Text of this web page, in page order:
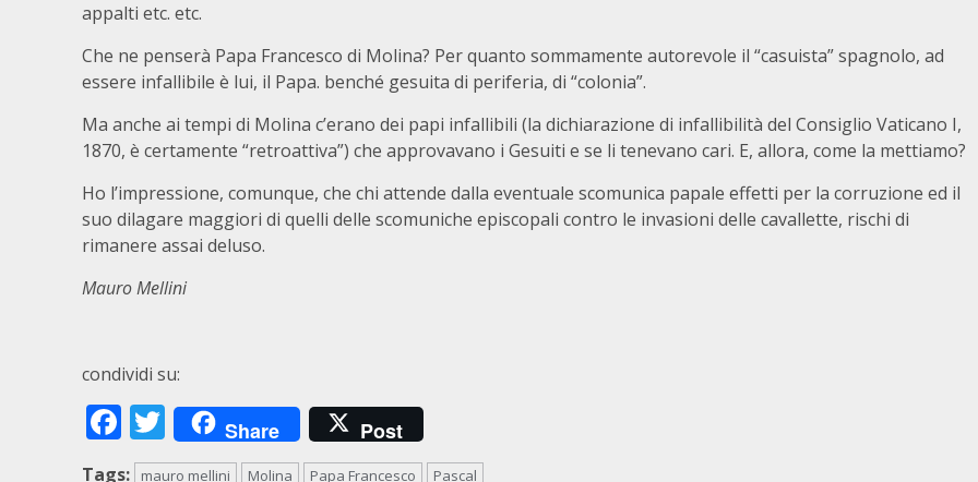
appalti etc. etc.
Che ne penserà Papa Francesco di Molina? Per quanto sommamente autorevole il “casuista” spagnolo, ad
essere infallibile è lui, il Papa. benché gesuita di periferia, di “colonia”.
Ma anche ai tempi di Molina c’erano dei papi infallibili (la dichiarazione di infallibilità del Consiglio Vaticano I,
1870, è certamente “retroattiva”) che approvavano i Gesuiti e se li tenevano cari. E, allora, come la mettiamo?
Ho l’impressione, comunque, che chi attende dalla eventuale scomunica papale effetti per la corruzione ed il
suo dilagare maggiori di quelli delle scomuniche episcopali contro le invasioni delle cavallette, rischi di
rimanere assai deluso.
Mauro Mellini
condividi su:
Facebook
Twitter
Share Post
Tags: mauro mellini Molina Papa Francesco Pascal